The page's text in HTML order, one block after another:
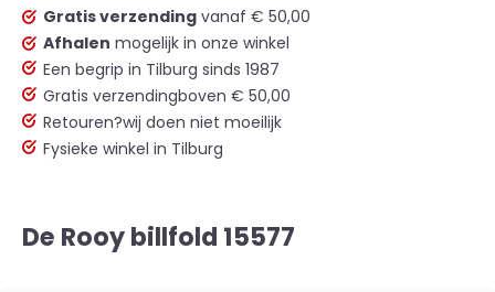
Gratis verzending vanaf € 50,00
Afhalen mogelijk in onze winkel
Een begrip in Tilburg sinds 1987
Gratis verzendingboven € 50,00
Retouren?wij doen niet moeilijk
Fysieke winkel in Tilburg
De Rooy billfold 15577